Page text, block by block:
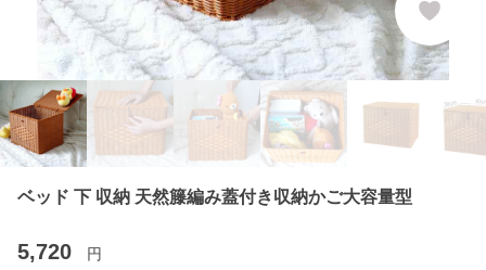
ベッド 下 収納 天然籐編み蓋付き収納かご大容量型
5,720 円